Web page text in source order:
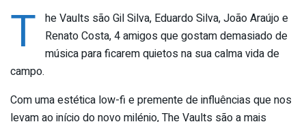
T he Vaults são Gil Silva, Eduardo Silva, João Araújo e
Renato Costa, 4 amigos que gostam demasiado de
música para ficarem quietos na sua calma vida de
campo.
Com uma estética low-fi e premente de influências que nos
levam ao início do novo milénio, The Vaults são a mais